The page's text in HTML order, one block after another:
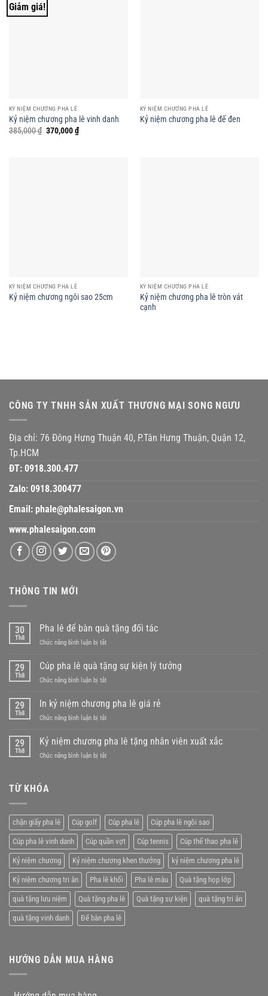
Giảm giá!
KỶ NIỆM CHƯƠNG PHA LÊ
Kỷ niệm chương pha lê vinh danh
385,000₫ Giá
370,000₫Giá
hiện
KỶ NIỆM CHƯƠNG PHA LÊ
Kỷ niệm chương pha lê đế đen
KỶ NIỆM CHƯƠNG PHA LÊ
Kỷ niệm chương ngôi sao 25cm
KỶ NIỆM CHƯƠNG PHA LÊ
Kỷ niệm chương pha lê tròn vát
cạnh
CÔNG TY TNHH SẢN XUẤT THƯƠNG MẠI SONG NGƯU
Địa chỉ: 76 Đông Hưng Thuận 40, P.Tân Hưng Thuận, Quận 12,
Tp.HCM
ĐT: 0918.300.477
Zalo: 0918.300477
Email: phale@phalesaigon.vn
www.phalesaigon.com
THÔNG TIN MỚI
30
Th8
Pha lê để bàn quà tặng đối tác
Chức năng bình luận bị tắtở
lê
bàn
tặng
29
Th8
Cúp pha lê quà tặng sự kiện lý tưởng
Chức năng bình luận bị tắtở
pha
lê
quà
sự
29
Th8
In kỷ niệm chương pha lê giá rẻ
Chức năng bình luận bị tắtở
kỷ
chương
29
Th8
Kỷ niệm chương pha lê tặng nhân viên xuất xắc
Chức năng bình luận bị tắtở
tặng
nhân
viên
xuất
xắc
TỪ KHÓA
chặn giấy pha lê Cúp golf Cúp pha lê Cúp pha lê ngôi sao
Cúp pha lê vinh danh Cúp quần vợt Cúp tennis Cúp thể thao pha lê
Kỷ niệm chương Kỷ niệm chương khen thưởng kỷ niệm chương pha lê
Kỷ niệm chương tri ân Pha lê khối Pha lê màu Quà tặng họp lớp
quà tặng lưu niệm Quà tặng pha lê Quà tặng sự kiện quà tặng tri ân
quà tặng vinh danh Để bàn pha lê
HƯỚNG DẪN MUA HÀNG